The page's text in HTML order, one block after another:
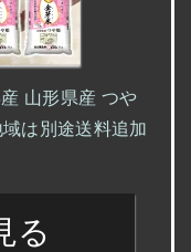
山形県産 つや
は別途送料追加
る